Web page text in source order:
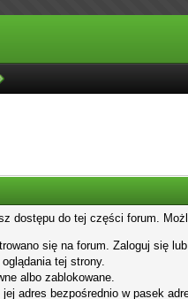
dostępu do tej części forum.
się na forum. Zaloguj się lub
tej strony.
albo zablokowane.
adres bezpośrednio w pasek